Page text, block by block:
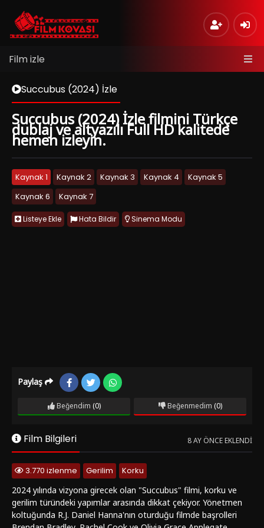
Film izle
Succubus (2024) İzle
Succubus (2024) İzle filmini Türkçe
dublaj ve altyazılı Full HD kalitede
hemen izleyin.
Kaynak 1 Kaynak 2 Kaynak 3 Kaynak 4
Kaynak 5
Kaynak 6
Kaynak 7
Listeye Ekle Hata Bildir Sinema Modu
Paylaş
Beğendim (0) Beğenmedim (0)
Film Bilgileri 8 AY ÖNCE EKLENDI
3.770 izlenme Gerilim
Korku
2024 yılında vizyona girecek olan "Succubus" filmi, korku ve
gerilim türündeki yapımlar arasında dikkat çekiyor. Yönetmen
koltuğunda R.J. Daniel Hanna'nın oturduğu filmde başrolleri